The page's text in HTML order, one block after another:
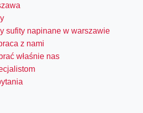
sufity napinane w warszawie
z nami
właśnie nas